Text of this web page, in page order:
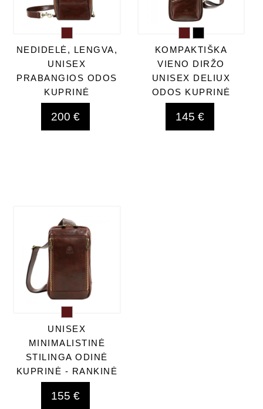
NEDIDELĖ, LENGVA,
UNISEX
PRABANGIOS ODOS
KUPRINĖ
200 €
KOMPAKTIŠKA
VIENO DIRŽO
UNISEX DELIUX
ODOS KUPRINĖ
145 €
UNISEX
MINIMALISTINĖ
STILINGA ODINĖ
KUPRINĖ - RANKINĖ
155 €